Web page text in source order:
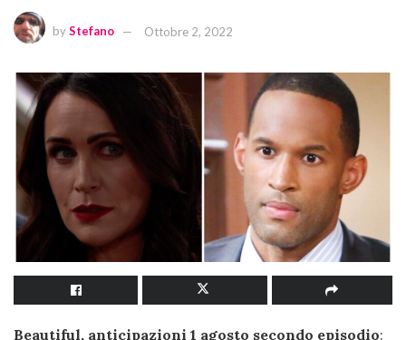
byStefano Ottobre 2, 2022
Beautiful, anticipazioni 1 agosto secondo episodio: